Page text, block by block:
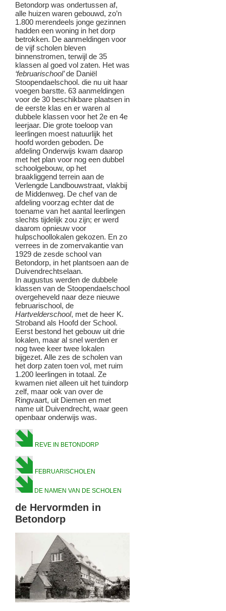
Betondorp was ondertussen af,
alle huizen waren gebouwd, zo’n
1.800 merendeels jonge gezinnen
hadden een woning in het dorp
betrokken. De aanmeldingen voor
de vijf scholen bleven
binnenstromen, terwijl de 35
klassen al goed vol zaten. Het was
‘februarischool’de Daniël
Stoopendaelschool. die nu uit haar
voegen barstte. 63 aanmeldingen
voor de 30 beschikbare plaatsen in
de eerste klas en er waren al
dubbele klassen voor het 2e en 4e
leerjaar. Die grote toeloop van
leerlingen moest natuurlijk het
hoofd worden geboden. De
afdeling Onderwijs kwam daarop
met het plan voor nog een dubbel
schoolgebouw, op het
braakliggend terrein aan de
Verlengde Landbouwstraat, vlakbij
de Middenweg. De chef van de
afdeling voorzag echter dat de
toename van het aantal leerlingen
slechts tijdelijk zou zijn; er werd
daarom opnieuw voor
hulpschoollokalen gekozen. En zo
verrees in de zomervakantie van
1929 de zesde school van
Betondorp, in het plantsoen aan de
Duivendrechtselaan.
In augustus werden de dubbele
klassen van de Stoopendaelschool
overgeheveld naar deze nieuwe
februarischool, de
Hartvelderschool, met de heer K.
Stroband als Hoofd der School.
Eerst bestond het gebouw uit drie
lokalen, maar al snel werden er
nog twee keer twee lokalen
bijgezet. Alle zes de scholen van
het dorp zaten toen vol, met ruim
1.200 leerlingen in totaal. Ze
kwamen niet alleen uit het tuindorp
zelf, maar ook van over de
Ringvaart, uit Diemen en met
name uit Duivendrecht, waar geen
openbaar onderwijs was.
REVE IN BETONDORP
FEBRUARISCHOLEN
DE NAMEN VAN DE SCHOLEN
de Hervormden in
Betondorp